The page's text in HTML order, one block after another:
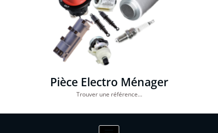
Pièce Electro Ménager
Trouver une référence…